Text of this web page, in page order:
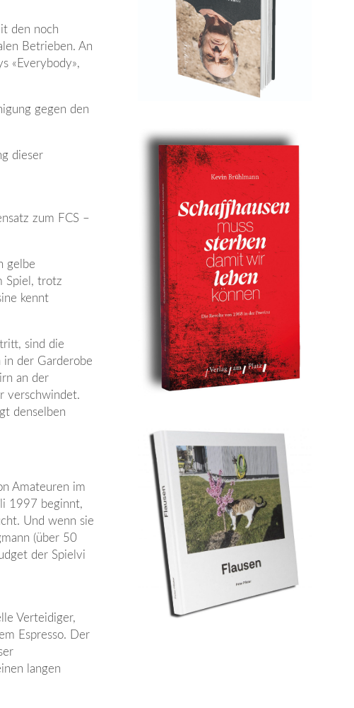
den noch
Betrieben. An
«Every­body»,
gegen den
dieser
zum FCS –
gelbe
Spiel, trotz
kennt
sind die
in der Garderobe
an der
verschwindet.
denselben
Amateuren im
1997 beginnt,
Und wenn sie
(über 50
der Spielvi
Verteidiger,
Espresso. Der
langen